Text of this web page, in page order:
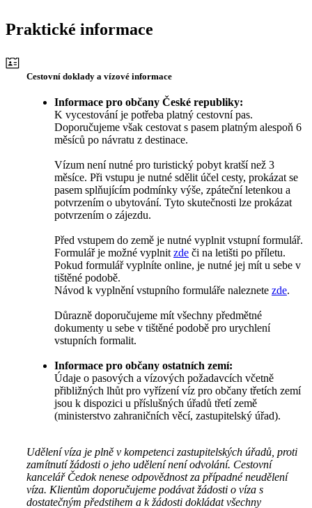
Praktické informace
Cestovní doklady a vízové informace
Informace pro občany České republiky:
K vycestování je potřeba platný cestovní pas.
Doporučujeme však cestovat s pasem platným alespoň 6
měsíců po návratu z destinace.
Vízum není nutné pro turistický pobyt kratší než 3
měsíce. Při vstupu je nutné sdělit účel cesty, prokázat se
pasem splňujícím podmínky výše, zpáteční letenkou a
potvrzením o ubytování. Tyto skutečnosti lze prokázat
potvrzením o zájezdu.
Před vstupem do země je nutné vyplnit vstupní formulář.
Formulář je možné vyplnit zde či na letišti po příletu.
Pokud formulář vyplníte online, je nutné jej mít u sebe v
tištěné podobě.
Návod k vyplnění vstupního formuláře naleznete zde.
Důrazně doporučujeme mít všechny předmětné
dokumenty u sebe v tištěné podobě pro urychlení
vstupních formalit.
Informace pro občany ostatních zemí:
Údaje o pasových a vízových požadavcích včetně
přibližných lhůt pro vyřízení víz pro občany třetích zemí
jsou k dispozici u příslušných úřadů třetí země
(ministerstvo zahraničních věcí, zastupitelský úřad).
Udělení víza je plně v kompetenci zastupitelských úřadů, proti
zamítnutí žádosti o jeho udělení není odvolání. Cestovní
kancelář Čedok nenese odpovědnost za případné neudělení
víza. Klientům doporučujeme podávat žádosti o víza s
dostatečným předstihem a k žádosti dokládat všechny